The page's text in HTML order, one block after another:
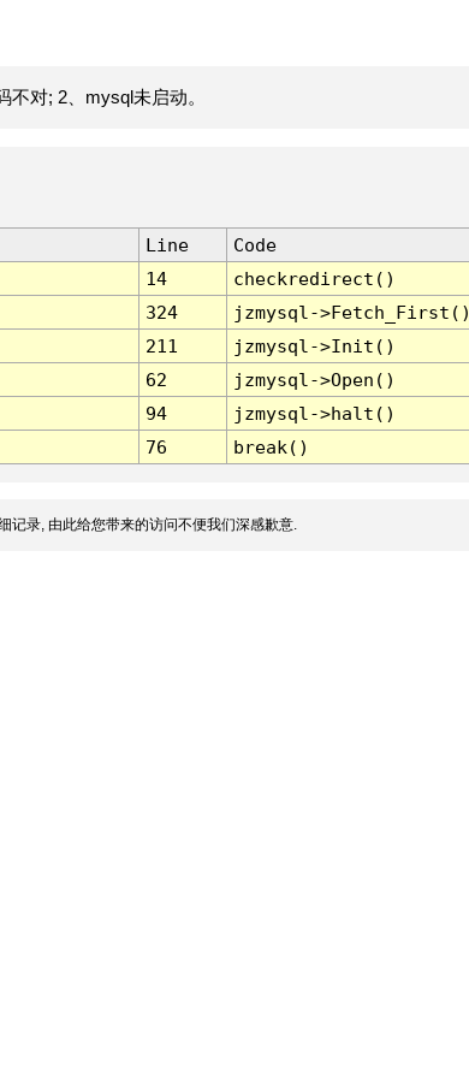
对; 2、mysql未启动。
Line
Code
14
checkredirect()
324
jzmysql-
211
jzmysql->Init()
62
jzmysql->Open()
94
jzmysql->halt()
76 break()
记录, 由此给您带来的访问不便我们深感歉意.